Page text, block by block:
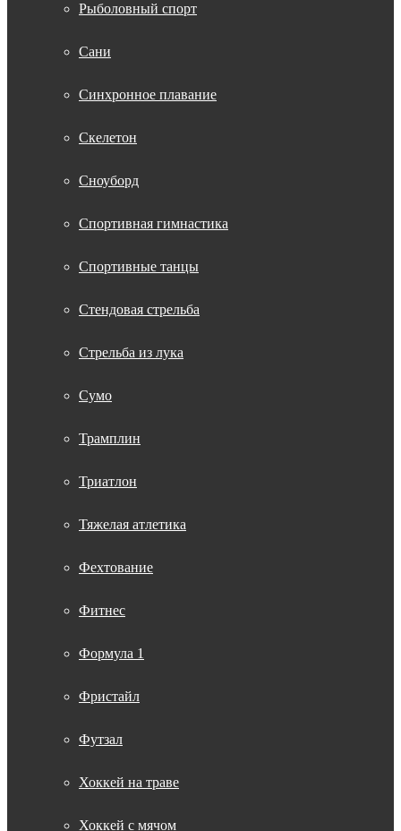
Рыболовный спорт
Сани
Синхронное плавание
Скелетон
Сноуборд
Спортивная гимнастика
Спортивные танцы
Стендовая стрельба
Стрельба из лука
Сумо
Трамплин
Триатлон
Тяжелая атлетика
Фехтование
Фитнес
Формула 1
Фристайл
Футзал
Хоккей на траве
Хоккей с мячом